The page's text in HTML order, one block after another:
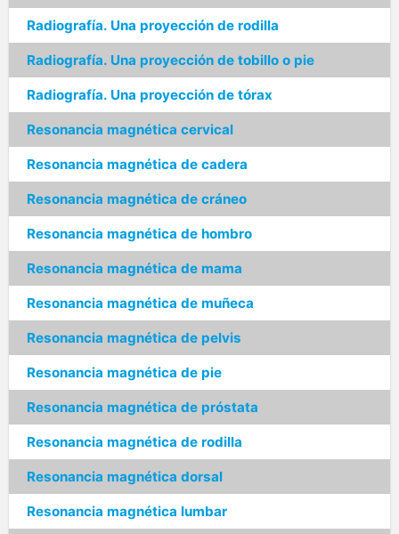
Radiografía. Una proyección de rodilla
Radiografía. Una proyección de tobillo o pie
Radiografía. Una proyección de tórax
Resonancia magnética cervical
Resonancia magnética de cadera
Resonancia magnética de cráneo
Resonancia magnética de hombro
Resonancia magnética de mama
Resonancia magnética de muñeca
Resonancia magnética de pelvis
Resonancia magnética de pie
Resonancia magnética de próstata
Resonancia magnética de rodilla
Resonancia magnética dorsal
Resonancia magnética lumbar